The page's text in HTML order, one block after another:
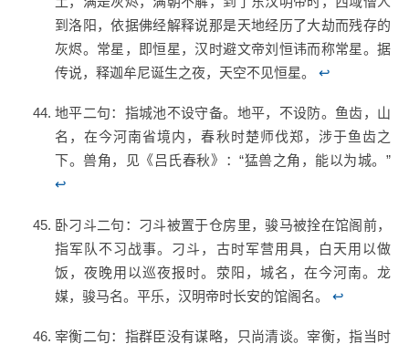
到洛阳，依据佛经解释说那是天地经历了大劫而残存的
灰烬。常星，即恒星，汉时避文帝刘恒讳而称常星。据
传说，释迦牟尼诞生之夜，天空不见恒星。 ↩
地平二句：指城池不设守备。地平，不设防。鱼齿，山
名，在今河南省境内，春秋时楚师伐郑，涉于鱼齿之
下。兽角，见《吕氏春秋》：“猛兽之角，能以为城。”
↩
卧刁斗二句：刁斗被置于仓房里，骏马被拴在馆阁前，
指军队不习战事。刁斗，古时军营用具，白天用以做
饭，夜晚用以巡夜报时。荥阳，城名，在今河南。龙
媒，骏马名。平乐，汉明帝时长安的馆阁名。 ↩
宰衡二句：指群臣没有谋略，只尚清谈。宰衡，指当时